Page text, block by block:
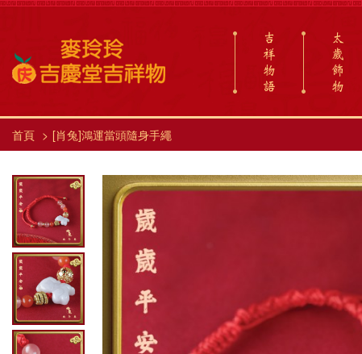
吉
祥
物
語
太
歲
飾
物
首頁 [肖兔]鴻運當頭隨身手繩